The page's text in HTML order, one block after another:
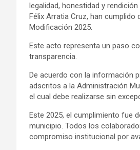
legalidad, honestidad y
Félix Arratia Cruz, han
Modificación 2025.
Este acto representa un paso
transparencia.
De acuerdo con la información
adscritos a la Administración
el cual debe realizarse sin
Este 2025, el cumplimiento fue
municipio. Todos los
compromiso institucional por